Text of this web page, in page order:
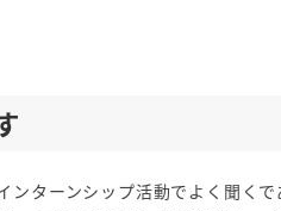
ターンシップ活動でよく聞く